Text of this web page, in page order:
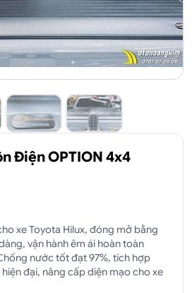
Điện OPTION 4x4
xe Toyota Hilux, đóng mở bằng
vận hành êm ái hoàn toàn
nước tốt đạt 97%, tích hợp
đại, nâng cấp diện mạo cho xe